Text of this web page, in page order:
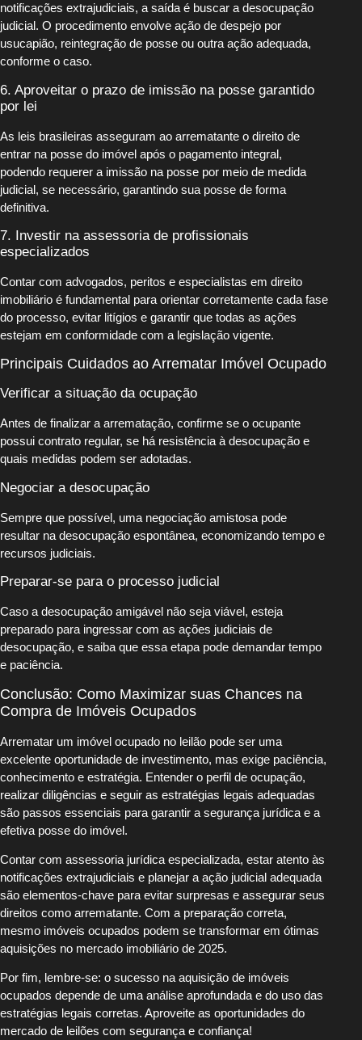
notificações extrajudiciais, a saída é buscar a desocupação
judicial. O procedimento envolve ação de despejo por
usucapião, reintegração de posse ou outra ação adequada,
conforme o caso.
6. Aproveitar o prazo de imissão na posse garantido
por lei
As leis brasileiras asseguram ao arrematante o direito de
entrar na posse do imóvel após o pagamento integral,
podendo requerer a imissão na posse por meio de medida
judicial, se necessário, garantindo sua posse de forma
definitiva.
7. Investir na assessoria de profissionais
especializados
Contar com advogados, peritos e especialistas em direito
imobiliário é fundamental para orientar corretamente cada fase
do processo, evitar litígios e garantir que todas as ações
estejam em conformidade com a legislação vigente.
Principais Cuidados ao Arrematar Imóvel Ocupado
Verificar a situação da ocupação
Antes de finalizar a arrematação, confirme se o ocupante
possui contrato regular, se há resistência à desocupação e
quais medidas podem ser adotadas.
Negociar a desocupação
Sempre que possível, uma negociação amistosa pode
resultar na desocupação espontânea, economizando tempo e
recursos judiciais.
Preparar-se para o processo judicial
Caso a desocupação amigável não seja viável, esteja
preparado para ingressar com as ações judiciais de
desocupação, e saiba que essa etapa pode demandar tempo
e paciência.
Conclusão: Como Maximizar suas Chances na
Compra de Imóveis Ocupados
Arrematar um imóvel ocupado no leilão pode ser uma
excelente oportunidade de investimento, mas exige paciência,
conhecimento e estratégia. Entender o perfil de ocupação,
realizar diligências e seguir as estratégias legais adequadas
são passos essenciais para garantir a segurança jurídica e a
efetiva posse do imóvel.
Contar com assessoria jurídica especializada, estar atento às
notificações extrajudiciais e planejar a ação judicial adequada
são elementos-chave para evitar surpresas e assegurar seus
direitos como arrematante. Com a preparação correta,
mesmo imóveis ocupados podem se transformar em ótimas
aquisições no mercado imobiliário de 2025.
Por fim, lembre-se: o sucesso na aquisição de imóveis
ocupados depende de uma análise aprofundada e do uso das
estratégias legais corretas. Aproveite as oportunidades do
mercado de leilões com segurança e confiança!